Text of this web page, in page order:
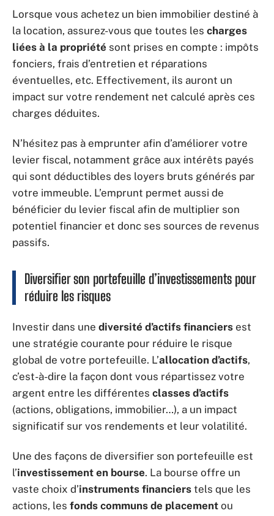
Lorsque vous achetez un bien immobilier destiné à
la location, assurez-vous que toutes les charges
liées à la propriété sont prises en compte : impôts
fonciers, frais d’entretien et réparations
éventuelles, etc. Effectivement, ils auront un
impact sur votre rendement net calculé après ces
charges déduites.
N’hésitez pas à emprunter afin d’améliorer votre
levier fiscal, notamment grâce aux intérêts payés
qui sont déductibles des loyers bruts générés par
votre immeuble. L’emprunt permet aussi de
bénéficier du levier fiscal afin de multiplier son
potentiel financier et donc ses sources de revenus
passifs.
Diversifier son portefeuille d’investissements pour
réduire les risques
Investir dans une diversité d’actifs financiers est
une stratégie courante pour réduire le risque
global de votre portefeuille. L’allocation d’actifs,
c’est-à-dire la façon dont vous répartissez votre
argent entre les différentes classes d’actifs
(actions, obligations, immobilier…), a un impact
significatif sur vos rendements et leur volatilité.
Une des façons de diversifier son portefeuille est
l’investissement en bourse. La bourse offre un
vaste choix d’instruments financiers tels que les
actions, les fonds communs de placement ou